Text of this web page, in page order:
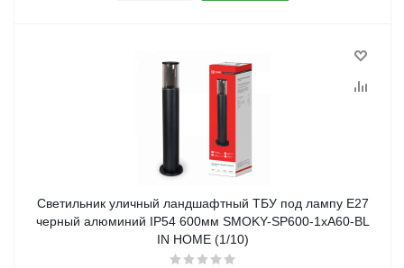
Светильник уличный ландшафтный ТБУ под лампу E27
черный алюминий IP54 600мм SMOKY-SP600-1xA60-BL
IN HOME (1/10)